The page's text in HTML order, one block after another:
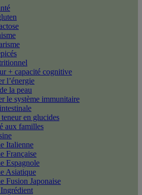
+ capacité cognitive
l’énergie
la peau
le système immunitaire
en glucides
aux familles
Italienne
Française
Espagnole
Asiatique
Fusion Japonaise